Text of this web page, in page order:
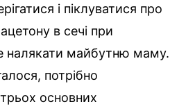
і піклуватися про
в сечі при
налякати майбутню маму.
потрібно
основних